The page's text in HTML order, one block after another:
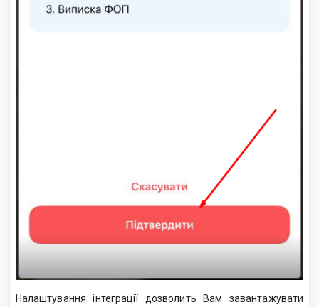
Налаштування інтеграції дозволить Вам завантажувати